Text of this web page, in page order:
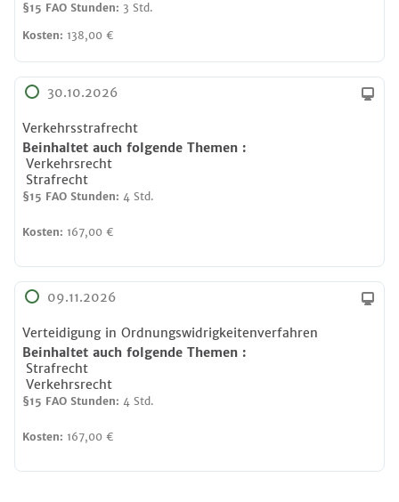
§15 FAO Stunden: 3 Std.
Kosten: 138,00 €
30.10.2026
Verkehrsstrafrecht
Beinhaltet auch folgende Themen :
Verkehrsrecht
Strafrecht
§15 FAO Stunden: 4 Std.
Kosten: 167,00 €
09.11.2026
Verteidigung in Ordnungswidrigkeitenverfahren
Beinhaltet auch folgende Themen :
Strafrecht
Verkehrsrecht
§15 FAO Stunden: 4 Std.
Kosten: 167,00 €